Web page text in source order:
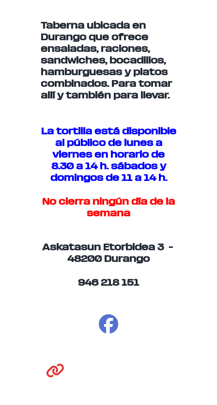
Taberna ubicada en
Durango que ofrece
ensaladas, raciones,
sandwiches, bocadillos,
hamburguesas y platos
combinados. Para tomar
allí y también para llevar.
La tortilla está disponible
al público de lunes a
viernes en horario de
8.30 a 14 h. sábados y
domingos de 11 a 14 h.
No cierra ningún día de la
semana
Askatasun Etorbidea 3 –
48200 Durango
946 218 151